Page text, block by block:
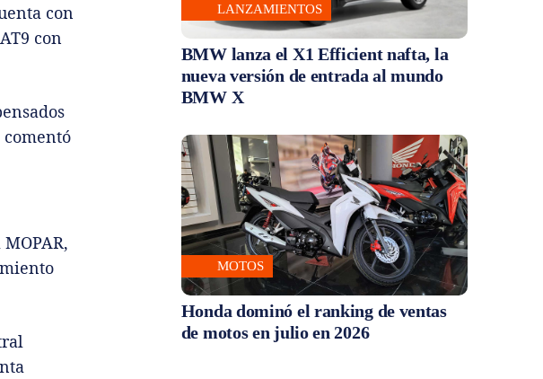
con
con
comentó
LANZAMIENTOS
BMW lanza el X1 Efficient nafta, la
nueva versión de entrada al mundo
BMW X
MOTOS
Honda dominó el ranking de ventas
de motos en julio en 2026